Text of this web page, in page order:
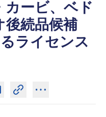
カービ、ベド
後続品候補
るライセンス